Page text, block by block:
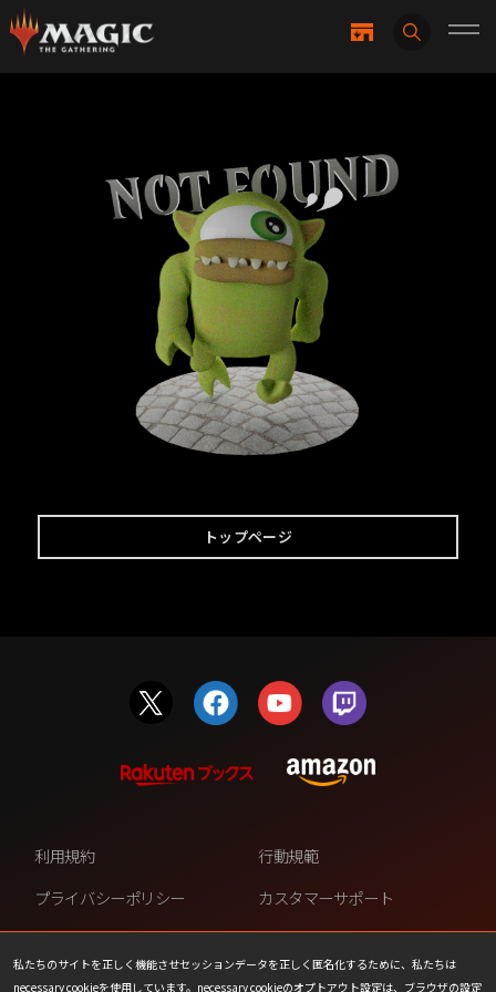
トップページ
私たちのサイトを正しく機能させセッションデータを正しく匿名化するために、私たちは
necessary cookieを使用しています。necessary cookieのオプトアウト設定は、ブラウザの設定
利用規約
行動規範
プライバシーポリシー
カスタマーサポート
ファンコンテンツ・ポリシー
個人情報の販売や共有を許可し
ない